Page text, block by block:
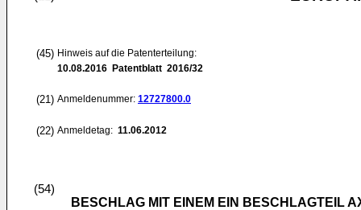
(45) Hinweis auf die Patenterteilung:
10.08.2016 Patentblatt 2016/32
(21) Anmeldenummer: 12727800.0
(22) Anmeldetag: 11.06.2012
(54)
BESCHLAG MIT EINEM EIN BESCHLAGTEIL